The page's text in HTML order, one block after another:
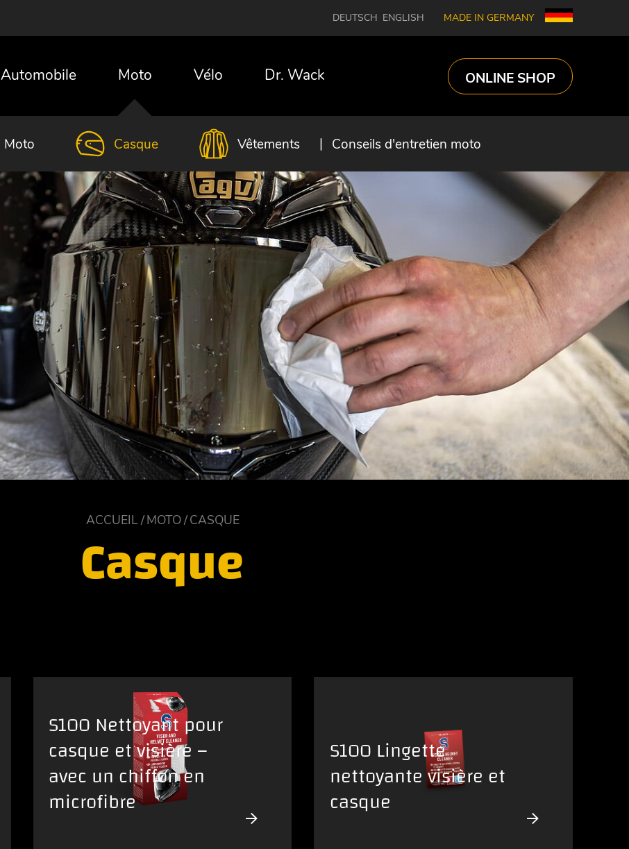
DEUTSCH ENGLISH MADE IN GERMANY
Automobile Moto Vélo Dr. Wack ONLINE SHOP
Moto Casque Vêtements Conseils d'entretien moto
ACCUEIL MOTO CASQUE
Casque
S100 Nettoyant pour
casque et visière –
avec un chiffon en
microfibre
S100 Lingette
nettoyante visière et
casque